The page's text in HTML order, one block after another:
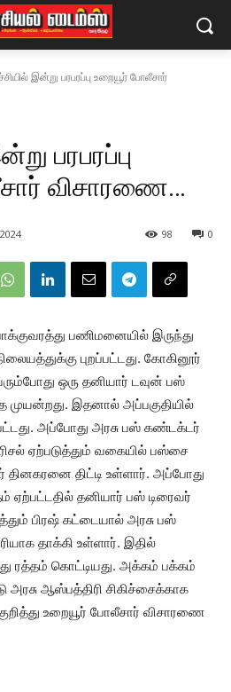
இன்று பரபரப்பு உறையூர் போலீசார்
பரபரப்பு
விசாரணை…
0
98
பணிமனையில் இருந்து
புறப்பட்டது. கோகினூர்
ஒரு தனியார் டவுன் பஸ்
முயன்றது. இதனால் அப்பகுதியில்
அப்போது அரசு பஸ் கண்டக்டர்
ஏற்படுத்தும் வகையில் பஸ்சை
தினகரனை திட்டி உள்ளார். அப்போது
ஏற்பட்டதில் தனியார் பஸ் டிரைவர்
பிரஷ் கட்டையால் அரசு பஸ்
தாக்கி உள்ளார். இதில்
ரத்தம் கொட்டியது. அக்கம் பக்கம்
ஆஸ்பத்திரி சிகிச்சைக்காக
உறையூர் போலீசார் விசாரணை